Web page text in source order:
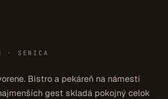
· SENICA
Bistro a pekáreň na námestí
gest skladá pokojný celok